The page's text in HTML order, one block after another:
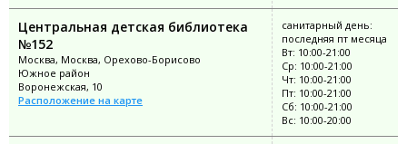
Центральная детская библиотека
№152
Москва, Москва, Орехово-Борисово
Южное район
Воронежская, 10
Расположение на карте
санитарный день:
последняя пт месяца
Вт: 10:00-21:00
Ср: 10:00-21:00
Чт: 10:00-21:00
Пт: 10:00-21:00
Сб: 10:00-21:00
Вс: 10:00-20:00